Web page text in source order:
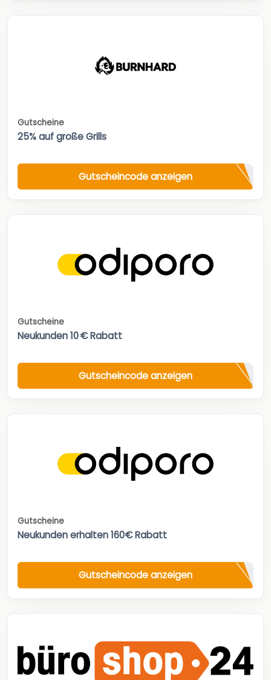
Gutscheine
25% auf große Grills
Gutscheincode anzeigen
Gutscheine
Neukunden 10 € Rabatt
Gutscheincode anzeigen
Gutscheine
Neukunden erhalten 160€ Rabatt
Gutscheincode anzeigen